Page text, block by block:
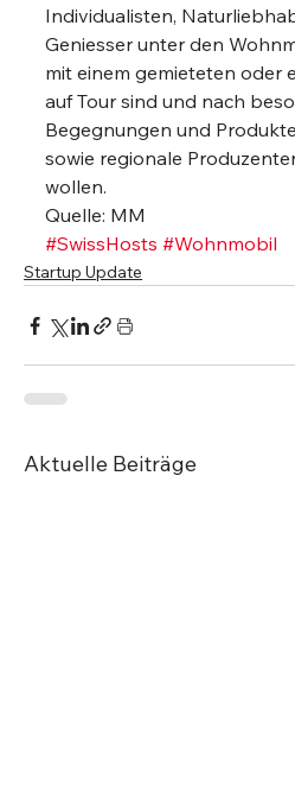
Individualisten,
Geniesser unter den
mit einem gemieteten oder
auf Tour sind und nach
Begegnungen und
sowie regionale
wollen.
Quelle: MM
#SwissHosts #Wohnmobil
Startup Update
Aktuelle Beiträge